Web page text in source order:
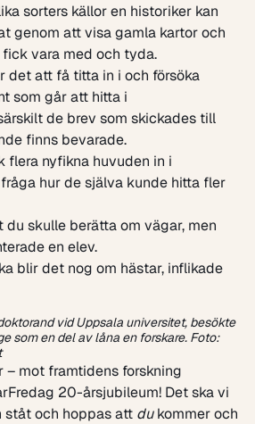
sorters källor en historiker kan
genom att visa gamla kartor och
vara med och tyda.
det att få titta in i och försöka
som går att hitta i
de brev som skickades till
finns bevarade.
flera nyfikna huvuden in i
hur de själva kunde hitta fler
skulle berätta om vägar, men
en elev.
blir det nog om hästar, inflikade
vid Uppsala universitet, besökte
som en del av låna en forskare. Foto:
– mot framtidens forskning
20-årsjubileum! Det ska vi
ståt och hoppas att dukommer och